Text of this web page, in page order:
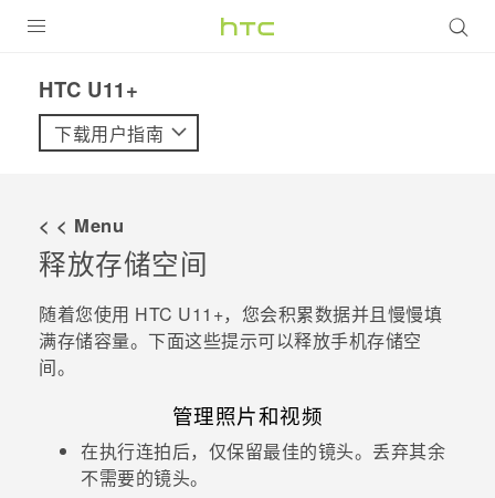
VIVE
支持帮助
在线客服
HTC U11+‎
下载用户指南
< < Menu
释放存储空间
随着您使用 HTC U11+，您会积累数据并且慢慢填
满存储容量。下面这些提示可以释放手机存储空
间。
管理照片和视频
在执行连拍后，仅保留最佳的镜头。丢弃其余
不需要的镜头。